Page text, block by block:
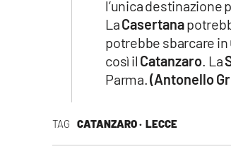
TAG CATANZARO · LECCE
l’unica destinazione
LaCasertana
potrebbe sbarcare
così il Catanzaro. La
Parma.(Antonello